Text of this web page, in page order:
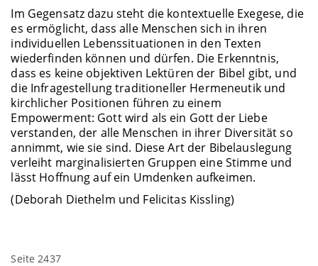
Im Gegensatz dazu steht die kontextuelle Exegese, die
es ermöglicht, dass alle Menschen sich in ihren
individuellen Lebenssituationen in den Texten
wiederfinden können und dürfen. Die Erkenntnis,
dass es keine objektiven Lektüren der Bibel gibt, und
die Infragestellung traditioneller Hermeneutik und
kirchlicher Positionen führen zu einem
Empowerment: Gott wird als ein Gott der Liebe
verstanden, der alle Menschen in ihrer Diversität so
annimmt, wie sie sind. Diese Art der Bibelauslegung
verleiht marginalisierten Gruppen eine Stimme und
lässt Hoffnung auf ein Umdenken aufkeimen.
(Deborah Diethelm und Felicitas Kissling)
Seite 2437